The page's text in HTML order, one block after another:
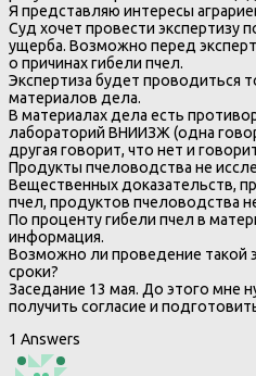
Я представляю интересы
Суд хочет провести экспертизу
ущерба. Возможно перед
о причинах гибели пчел.
Экспертиза будет проводиться
материалов дела.
В материалах дела есть
лабораторий ВНИИЗЖ (одна
другая говорит, что нет и
Продукты пчеловодства не
Вещественных доказательств,
пчел, продуктов пчеловодства
По проценту гибели пчел в
информация.
Возможно ли проведение такой
сроки?
Заседание 13 мая. До этого мне
получить согласие и
1 Answers